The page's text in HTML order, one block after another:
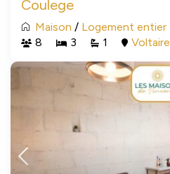
Coulege
Maison / Logement entier
8
3 1 Voltaire